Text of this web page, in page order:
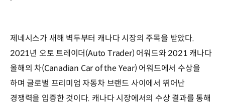
제네시스가 새해 벽두부터 캐나다 시장의 주목을 받았다.
2021년 오토 트레이더(Auto Trader) 어워드와 2021 캐나다
올해의 차(Canadian Car of the Year) 어워드에서 수상을
하며 글로벌 프리미엄 자동차 브랜드 사이에서 뛰어난
경쟁력을 입증한 것이다. 캐나다 시장에서의 수상 결과를 통해